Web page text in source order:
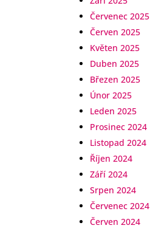
Červenec 2025
Červen 2025
Květen 2025
Duben 2025
Březen 2025
Únor 2025
Leden 2025
Prosinec 2024
Listopad 2024
Říjen 2024
Září 2024
Srpen 2024
Červenec 2024
Červen 2024